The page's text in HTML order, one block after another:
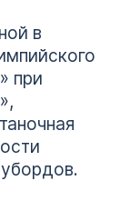
в
при